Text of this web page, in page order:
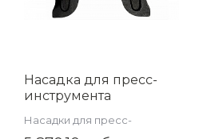
Насадка для пресс-
инструмента
стандарт V.35мм
Насадки для пресс-
инструмента